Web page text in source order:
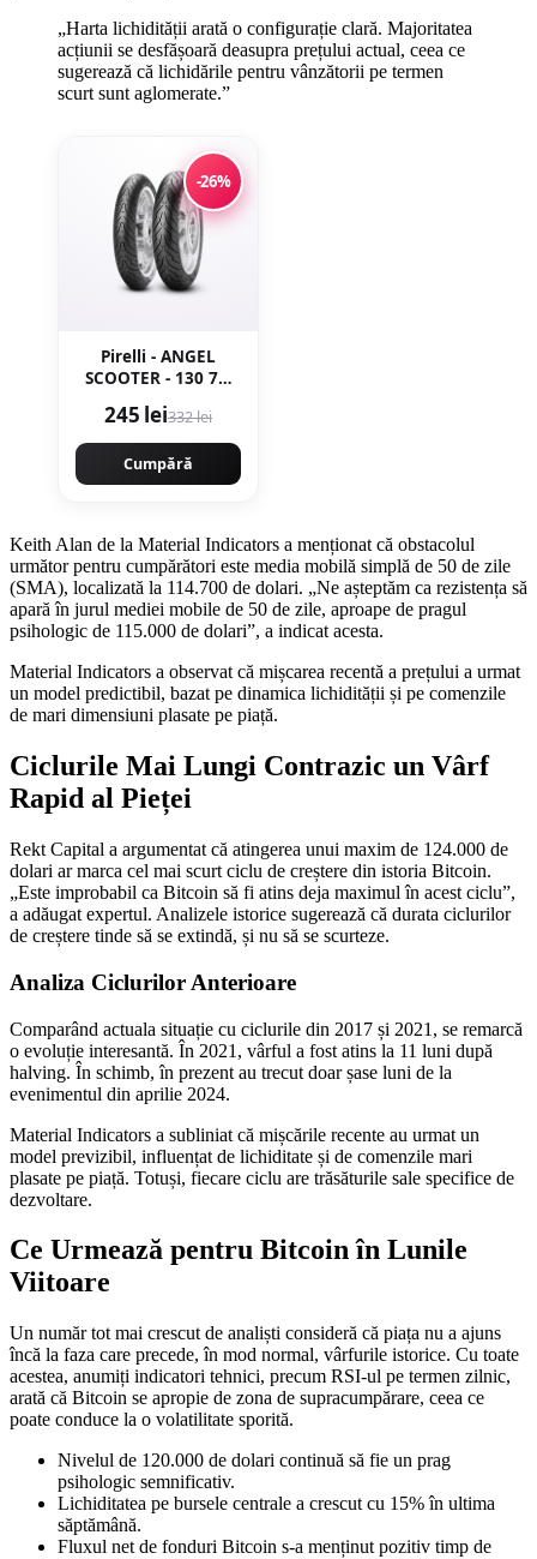
„Harta lichidității arată o configurație clară. Majoritatea
acțiunii se desfășoară deasupra prețului actual, ceea ce
sugerează că lichidările pentru vânzătorii pe termen
scurt sunt aglomerate.”
-26%
Pirelli - ANGEL
SCOOTER - 130 70-
[spate]Latime 130
Inaltime 70 Janta 13
- Copie
245 lei332 lei
Cumpără
Keith Alan de la Material Indicators a menționat că obstacolul
următor pentru cumpărători este media mobilă simplă de 50 de zile
(SMA), localizată la 114.700 de dolari. „Ne așteptăm ca rezistența să
apară în jurul mediei mobile de 50 de zile, aproape de pragul
psihologic de 115.000 de dolari”, a indicat acesta.
Material Indicators a observat că mișcarea recentă a prețului a urmat
un model predictibil, bazat pe dinamica lichidității și pe comenzile
de mari dimensiuni plasate pe piață.
Ciclurile Mai Lungi Contrazic un Vârf
Rapid al Pieței
Rekt Capital a argumentat că atingerea unui maxim de 124.000 de
dolari ar marca cel mai scurt ciclu de creștere din istoria Bitcoin.
„Este improbabil ca Bitcoin să fi atins deja maximul în acest ciclu”,
a adăugat expertul. Analizele istorice sugerează că durata ciclurilor
de creștere tinde să se extindă, și nu să se scurteze.
Analiza Ciclurilor Anterioare
Comparând actuala situație cu ciclurile din 2017 și 2021, se remarcă
o evoluție interesantă. În 2021, vârful a fost atins la 11 luni după
halving. În schimb, în prezent au trecut doar șase luni de la
evenimentul din aprilie 2024.
Material Indicators a subliniat că mișcările recente au urmat un
model previzibil, influențat de lichiditate și de comenzile mari
plasate pe piață. Totuși, fiecare ciclu are trăsăturile sale specifice de
dezvoltare.
Ce Urmează pentru Bitcoin în Lunile
Viitoare
Un număr tot mai crescut de analiști consideră că piața nu a ajuns
încă la faza care precede, în mod normal, vârfurile istorice. Cu toate
acestea, anumiți indicatori tehnici, precum RSI-ul pe termen zilnic,
arată că Bitcoin se apropie de zona de supracumpărare, ceea ce
poate conduce la o volatilitate sporită.
Nivelul de 120.000 de dolari continuă să fie un prag
psihologic semnificativ.
Lichiditatea pe bursele centrale a crescut cu 15% în ultima
săptămână.
Fluxul net de fonduri Bitcoin s-a menținut pozitiv timp de